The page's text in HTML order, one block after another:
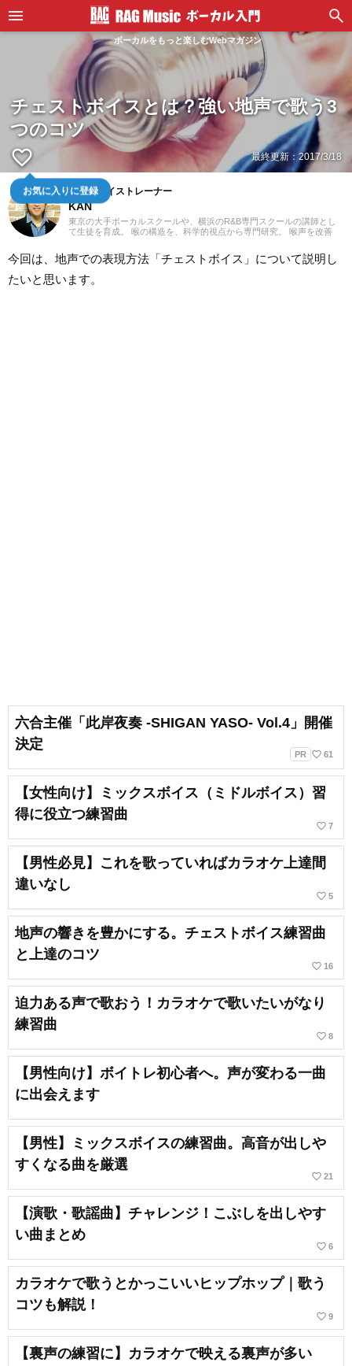
ボーカルをもっと楽しむWebマガジン
チェストボイスとは？強い地声で歌う3
つのコツ
favorite_border
お気に入りに登録
最終更新： 2017/3/18
仙台のボイストレーナー
KAN
東京の大手ボーカルスクールや、横浜のR&B専門スクールの講師とし
て生徒を育成。 喉の構造を、科学的視点から専門研究。 喉声を改善
ング法で多くの悩みを解決し、延べ300人以上の指導に当たる。 現在
は、宮城県仙台で指導しています。LOOSE VOICEでは、随時、体験レ
ッスンを実施しております。実際に、あなたの声を聞かせて頂き、ア
ドバイスいたします。また、出張レッスンも対応しておりますので、
今回は、地声での表現方法「チェストボイス」について説明し
たいと思います。
六合主催「此岸夜奏 -SHIGAN YASO- Vol.4」開催
決定
PR favorite_border 61
【女性向け】ミックスボイス（ミドルボイス）習
得に役立つ練習曲
favorite_border 7
【男性必見】これを歌っていればカラオケ上達間
違いなし
favorite_border 5
地声の響きを豊かにする。チェストボイス練習曲
と上達のコツ
favorite_border 16
迫力ある声で歌おう！カラオケで歌いたいがなり
練習曲
favorite_border 8
【男性向け】ボイトレ初心者へ。声が変わる一曲
に出会えます
【男性】ミックスボイスの練習曲。高音が出しや
すくなる曲を厳選
favorite_border 21
【演歌・歌謡曲】チャレンジ！こぶしを出しやす
い曲まとめ
favorite_border 6
カラオケで歌うとかっこいいヒップホップ｜歌う
コツも解説！
favorite_border 9
【裏声の練習に】カラオケで映える裏声が多い